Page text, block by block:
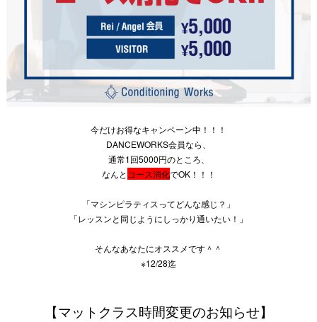
今だけお得なキャンペーン中！！！
DANCEWORKS会員なら、
通常1回5000円のところ、
なんとコース消化でOK！！！
「マシンピラティスってどんな感じ？」
「レッスンと同じようにしっかり通いたい！」
そんなあなたにオススメです＾＾
※12/28迄
【マットクラス時間変更のお知らせ】